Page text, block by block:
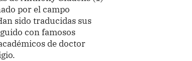
por el campo
sido traducidas sus
con famosos
de doctor